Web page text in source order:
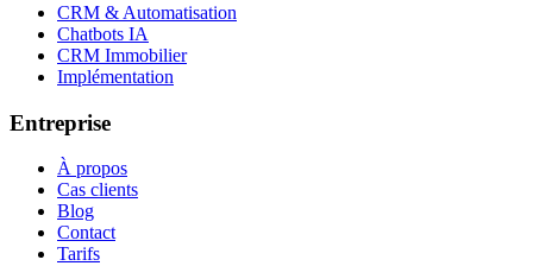
CRM & Automatisation
Chatbots IA
CRM Immobilier
Implémentation
Entreprise
À propos
Cas clients
Blog
Contact
Tarifs